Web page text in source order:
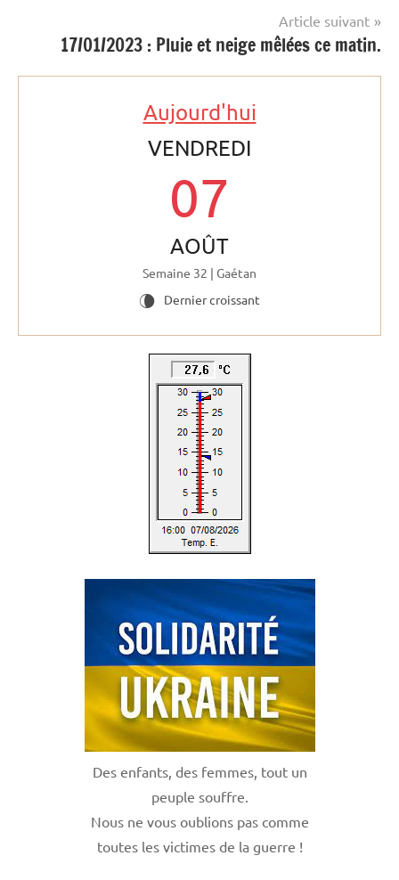
Article suivant
17/01/2023 : Pluie et neige mêlées ce matin.
Aujourd'hui
VENDREDI
07
AOÛT
Semaine 32 | Gaétan
V
Dernier croissant
Des enfants, des femmes, tout un
peuple souffre.
Nous ne vous oublions pas comme
toutes les victimes de la guerre !